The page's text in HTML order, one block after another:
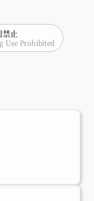
禁止
Use Prohibited